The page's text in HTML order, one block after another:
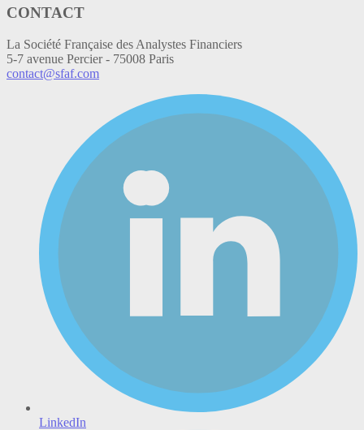
CONTACT
La Société Française des Analystes Financiers
5-7 avenue Percier - 75008 Paris
contact@sfaf.com
LinkedIn